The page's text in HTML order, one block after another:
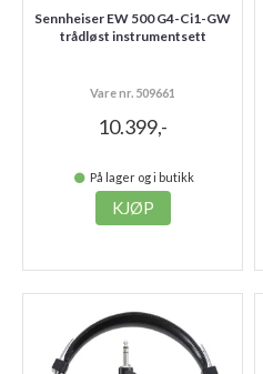
Sennheiser EW 500 G4-Ci1-GW
trådløst instrumentsett
Vare nr. 509661
10.399,-
På lager og i butikk
KJØP